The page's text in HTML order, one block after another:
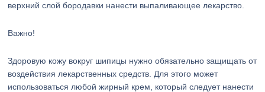
верхний слой бородавки нанести выпаливающее лекарство.
Важно!
Здоровую кожу вокруг шипицы нужно обязательно защищать от
воздействия лекарственных средств. Для этого может
использоваться любой жирный крем, который следует нанести